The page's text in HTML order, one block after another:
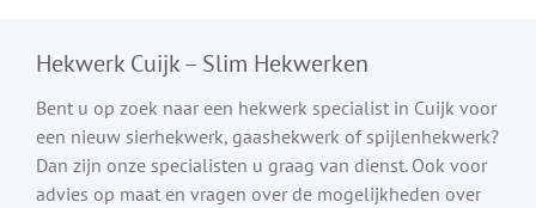
Hekwerk Cuijk – Slim Hekwerken
Bent u op zoek naar een hekwerk specialist in Cuijk voor
een nieuw sierhekwerk, gaashekwerk of spijlenhekwerk?
Dan zijn onze specialisten u graag van dienst. Ook voor
advies op maat en vragen over de mogelijkheden over